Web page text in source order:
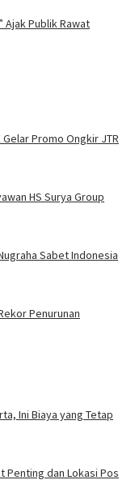
Ajak Publik Rawat
Promo Ongkir JTR
HS Surya Group
Sabet Indonesia
Penurunan
Ini Biaya yang Tetap
Penting dan Lokasi Pos